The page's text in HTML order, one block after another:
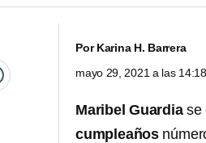
PorKarina H. Barrera
mayo 29, 2021 a las
Maribel Guardiase
cumpleaños